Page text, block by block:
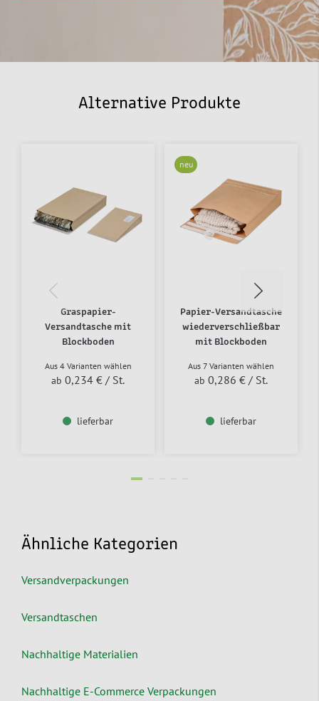
Alternative Produkte
Graspapier-
Versandtasche mit
Blockboden
Aus 4 Varianten wählen
ab 0,234 € / St.
lieferbar
neu
Papier-Versandtasche
wiederverschließbar
mit Blockboden
Aus 7 Varianten wählen
ab 0,286 € / St.
lieferbar
Ähnliche Kategorien
Versandverpackungen
Versandtaschen
Nachhaltige Materialien
Nachhaltige E-Commerce Verpackungen